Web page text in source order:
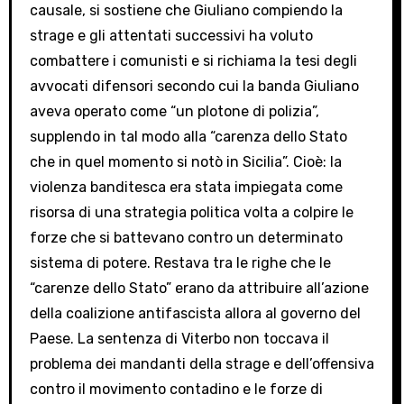
causale, si sostiene che Giuliano compiendo la
strage e gli attentati successivi ha voluto
combattere i comunisti e si richiama la tesi degli
avvocati difensori secondo cui la banda Giuliano
aveva operato come “un plotone di polizia”,
supplendo in tal modo alla “carenza dello Stato
che in quel momento si notò in Sicilia”. Cioè: la
violenza banditesca era stata impiegata come
risorsa di una strategia politica volta a colpire le
forze che si battevano contro un determinato
sistema di potere. Restava tra le righe che le
“carenze dello Stato” erano da attribuire all’azione
della coalizione antifascista allora al governo del
Paese. La sentenza di Viterbo non toccava il
problema dei mandanti della strage e dell’offensiva
contro il movimento contadino e le forze di